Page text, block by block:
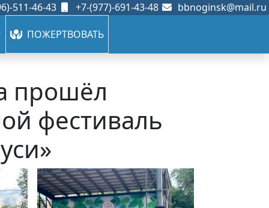
511-46-43 +7-(977)-691-43-48 bbnoginsk@mail.ru
ПОЖЕРТВОВАТЬ
прошёл
фестиваль